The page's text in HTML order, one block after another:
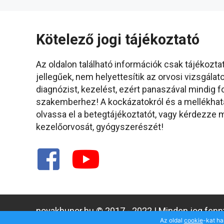
Kötelező jogi tájékoztató
Az oldalon található információk csak
jellegűek, nem helyettesítik az orvosi
diagnózist, kezelést, ezért panaszával mindig
szakemberhez! A kockázatokról és a
olvassa el a betegtájékoztatót, vagy kérdezze
kezelőorvosát, gyógyszerészét!
novakhunor.hu © 2017 - 2022 | Minden jog
Az oldal cookie-kat